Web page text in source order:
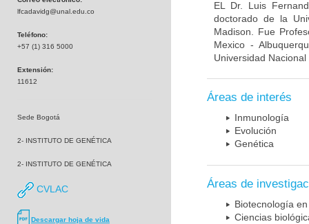
lfcadavidg@unal.edu.co
Teléfono:
+57 (1) 316 5000
Extensión:
11612
Sede Bogotá
2- INSTITUTO DE GENÉTICA
2- INSTITUTO DE GENÉTICA
CVLAC
Descargar hoja de vida
EL Dr. Luis
doctorado de la
Madison. Fue
Mexico -
Universidad
Áreas de interés
Inmunología
Evolución
Genética
Áreas de
Biotecnología
Ciencias